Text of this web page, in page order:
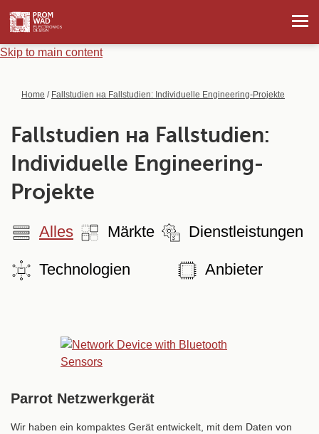
Skip to main content
Home / Fallstudien на Fallstudien: Individuelle Engineering-Projekte
Fallstudien на Fallstudien:
Individuelle Engineering-
Projekte
Alles Märkte Dienstleistungen
Technologien Anbieter
Parrot Netzwerkgerät
Wir haben ein kompaktes Gerät entwickelt, mit dem Daten von